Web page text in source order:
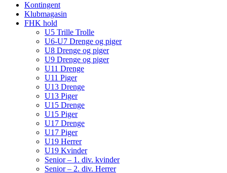
Kontingent
Klubmagasin
FHK hold
U5 Trille Trolle
U6-U7 Drenge og piger
U8 Drenge og piger
U9 Drenge og piger
U11 Drenge
U11 Piger
U13 Drenge
U13 Piger
U15 Drenge
U15 Piger
U17 Drenge
U17 Piger
U19 Herrer
U19 Kvinder
Senior – 1. div. kvinder
Senior – 2. div. Herrer